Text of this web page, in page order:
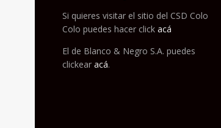
Si quieres visitar el sitio del CSD Colo
Colo puedes hacer click acá
El de Blanco & Negro S.A. puedes
clickear acá.